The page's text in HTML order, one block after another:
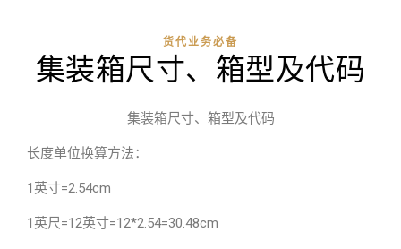
货代业务必备
集装箱尺寸、箱型及代码
集装箱尺寸、箱型及代码
长度单位换算方法：
1英寸=2.54cm
1英尺=12英寸=12*2.54=30.48cm